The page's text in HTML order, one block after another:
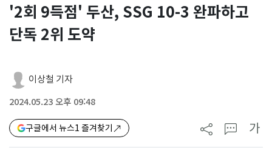
'2회 9득점' 두산, SSG 10-3 완파하고
단독 2위 도약
이상철 기자
2024.05.23 오후 09:48
구글에서 뉴스1 즐겨찾기 가